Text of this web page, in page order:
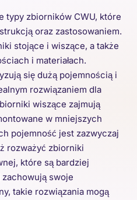
typy zbiorników CWU, które
oraz zastosowaniem.
stojące i wiszące, a także
i materiałach.
się dużą pojemnością i
rozwiązaniem dla
wiszące zajmują
w mniejszych
pojemność jest zazwyczaj
rozważyć zbiorniki
które są bardziej
zachowują swoje
takie rozwiązania mogą